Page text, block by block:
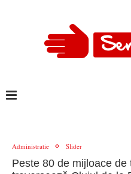
Administratie Slider
Peste 80 de mijloace